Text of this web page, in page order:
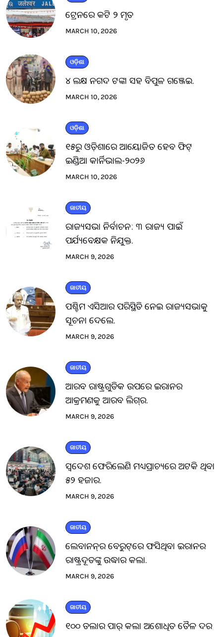
ଟ୍ରେନରେ କଟି ୨ ମୃତ
MARCH 10, 2026
ଓଡ଼ିଶା
୪ ଲକ୍ଷ ନଗଦ ଟଙ୍କା ସହ ବିପୁଳ ଗଞ୍ଜେଇ.
MARCH 10, 2026
ଓଡ଼ିଶା
୧୫ରୁ ଓଡ଼ିଶାରେ ଆୟୋଜିତ ହେବ ଫିଟ୍
ଇଣ୍ଡିଆ କାର୍ନିଭାଲ-୨୦୨୬
MARCH 10, 2026
ଜାତୀୟ
ରାଜ୍ୟସଭା ନିର୍ବାଚନ: ୩ ରାଜ୍ୟ ପାଇଁ
ପର୍ଯ୍ୟବେକ୍ଷକ ନିଯୁକ୍ତ.
MARCH 9, 2026
ଜାତୀୟ
ପଶ୍ଚିମ ଏସିଆର ପରିସ୍ଥିତି ନେଇ ରାଜ୍ୟସଭାକୁ
ସୂଚନା ଦେଲେ.
MARCH 9, 2026
ଜାତୀୟ
ଆରବ ରାଷ୍ଟ୍ରଗୁଡିକ ଉପରେ ଇରାନର
ଆକ୍ରମଣକୁ ଆରବ ଲିଗ୍‌ର.
MARCH 9, 2026
ଜାତୀୟ
ସ୍ବଦେଶ ଫେରିଲେଣି ମଧ୍ୟପ୍ରାଚ୍ୟରେ ଅଟକି ଥିବା
୫୨ ହଜାର.
MARCH 9, 2026
ଜାତୀୟ
ଲେବାନନ୍‌ର ବେରୁଟ୍‌ରେ ଫସିଥିବା ଇରାନର
ରାଷ୍ଟ୍ରଦୂତଙ୍କୁ ଉଦ୍ଧାର କଲା.
MARCH 9, 2026
ଜାତୀୟ
୧୦୦ ଡଲାର ପାର୍ କଲା ଅଶୋଧିତ ତୈଳ ଦର